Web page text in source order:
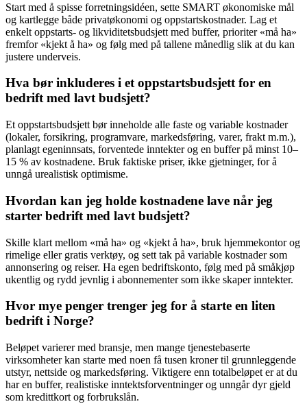
Start med å spisse forretningsidéen, sette SMART økonomiske mål
og kartlegge både privatøkonomi og oppstartskostnader. Lag et
enkelt oppstarts- og likviditetsbudsjett med buffer, prioriter «må ha»
fremfor «kjekt å ha» og følg med på tallene månedlig slik at du kan
justere underveis.
Hva bør inkluderes i et oppstartsbudsjett for en
bedrift med lavt budsjett?
Et oppstartsbudsjett bør inneholde alle faste og variable kostnader
(lokaler, forsikring, programvare, markedsføring, varer, frakt m.m.),
planlagt egeninnsats, forventede inntekter og en buffer på minst 10–
15 % av kostnadene. Bruk faktiske priser, ikke gjetninger, for å
unngå urealistisk optimisme.
Hvordan kan jeg holde kostnadene lave når jeg
starter bedrift med lavt budsjett?
Skille klart mellom «må ha» og «kjekt å ha», bruk hjemmekontor og
rimelige eller gratis verktøy, og sett tak på variable kostnader som
annonsering og reiser. Ha egen bedriftskonto, følg med på småkjøp
ukentlig og rydd jevnlig i abonnementer som ikke skaper inntekter.
Hvor mye penger trenger jeg for å starte en liten
bedrift i Norge?
Beløpet varierer med bransje, men mange tjenestebaserte
virksomheter kan starte med noen få tusen kroner til grunnleggende
utstyr, nettside og markedsføring. Viktigere enn totalbeløpet er at du
har en buffer, realistiske inntektsforventninger og unngår dyr gjeld
som kredittkort og forbrukslån.